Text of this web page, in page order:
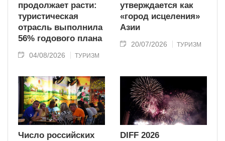
продолжает расти:
туристическая
отрасль выполнила
56% годового плана
04/08/2026 ТУРИЗМ
утверждается как
«город исцеления»
Азии
20/07/2026 ТУРИЗМ
Число российских
DIFF 2026